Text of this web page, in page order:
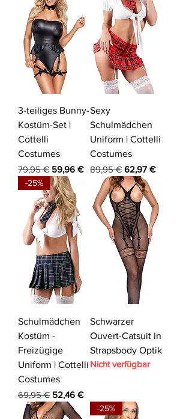
3-teiliges Bunny-
Kostüm-Set |
Cottelli
Costumes
Standardpreis
79,95 € Sale-Preis
59,96 €
Sexy
Schulmädchen
Uniform | Cottelli
Costumes
Standardpreis
89,95 € Sale-Preis
62,97 €
-25%
Schulmädchen
Kostüm -
Freizügige
Uniform | Cottelli
Costumes
Standardpreis
69,95 € Sale-Preis
52,46 €
Schwarzer
Ouvert-Catsuit in
Strapsbody Optik
Nicht verfügbar
-25%